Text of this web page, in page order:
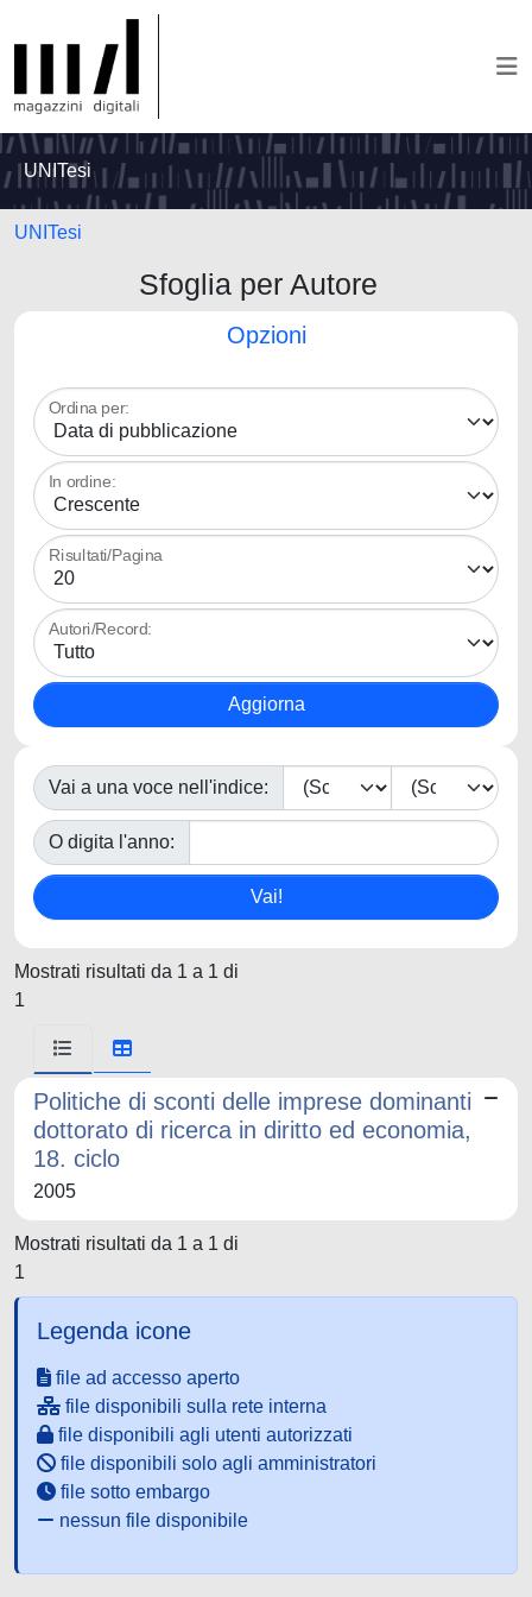
UNITesi
UNITesi
Sfoglia per Autore
Opzioni
Ordina per:
In ordine:
Risultati/Pagina
Autori/Record:
Vai a una voce nell'indice:
O digita l'anno:
Mostrati risultati da 1 a 1 di
1
Politiche di sconti delle imprese dominanti
dottorato di ricerca in diritto ed economia,
18. ciclo
2005
Mostrati risultati da 1 a 1 di
1
Legenda icone
file ad accesso aperto
file disponibili sulla rete interna
file disponibili agli utenti autorizzati
file disponibili solo agli amministratori
file sotto embargo
nessun file disponibile